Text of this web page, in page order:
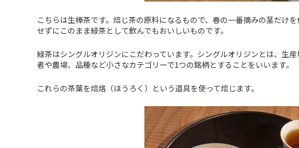
こちらは生棒茶です。焙じ茶の原料になるもので、春の一番摘みの茎だけ
せずにこのまま緑茶として飲んでもおいしいものです。
緑茶はシングルオリジンにこだわっています。シングルオリジンとは、生
者や農場、品種など小さなカテゴリーで1つの銘柄とすることをいいます。
これらの茶葉を焙烙（ほうろく）という道具を使って焙じます。